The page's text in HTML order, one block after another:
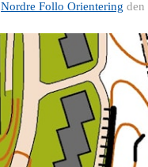
Nordre Follo Orientering den